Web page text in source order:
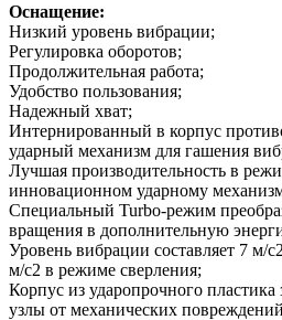
Оснащение:
Низкий уровень вибрации;
Регулировка оборотов;
Продолжительная работа;
Удобство пользования;
Надежный хват;
Интернированный в корпус
ударный механизм для гашения
Лучшая производительность в
инновационном ударному
Специальный Turbo-режим
вращения в дополнительную
Уровень вибрации составляет 7 м/
м/с2 в режиме сверления;
Корпус из ударопрочного
узлы от механических